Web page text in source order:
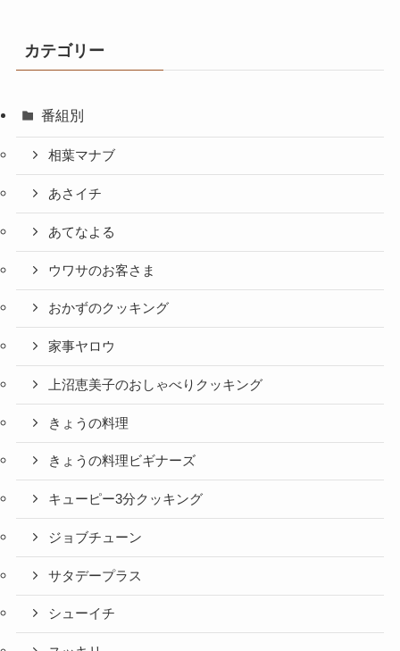
カテゴリー
番組別
相葉マナブ
あさイチ
あてなよる
ウワサのお客さま
おかずのクッキング
家事ヤロウ
上沼恵美子のおしゃべりクッキング
きょうの料理
きょうの料理ビギナーズ
キューピー3分クッキング
ジョブチューン
サタデープラス
シューイチ